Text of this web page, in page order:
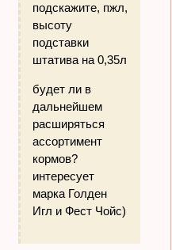
подскажите, пжл,
высоту
подставки
штатива на 0,35л
будет ли в
дальнейшем
расширяться
ассортимент
кормов?
интересует
марка Голден
Игл и Фест Чойс)